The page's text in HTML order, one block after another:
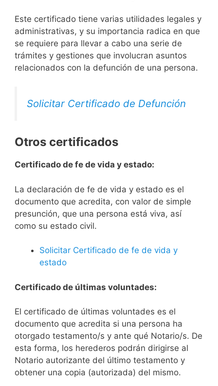
Este certificado tiene varias utilidades legales y
administrativas, y su importancia radica en que
se requiere para llevar a cabo una serie de
trámites y gestiones que involucran asuntos
relacionados con la defunción de una persona.
Solicitar Certificado de Defunción
Otros certificados
Certificado de fe de vida y estado:
La declaración de fe de vida y estado es el
documento que acredita, con valor de simple
presunción, que una persona está viva, así
como su estado civil.
Solicitar Certificado de fe de vida y
estado
Certificado de últimas voluntades:
El certificado de últimas voluntades es el
documento que acredita si una persona ha
otorgado testamento/s y ante qué Notario/s. De
esta forma, los herederos podrán dirigirse al
Notario autorizante del último testamento y
obtener una copia (autorizada) del mismo.